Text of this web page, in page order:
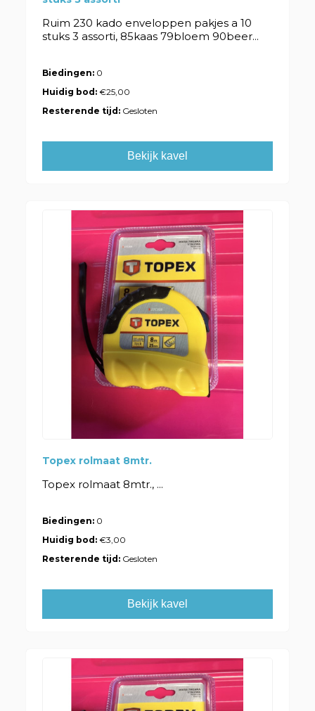
Ruim 230 kado enveloppen pakjes a 10
stuks 3 assorti, 85kaas 79bloem 90beer...
Biedingen: 0
Huidig bod:€25,00
Resterende tijd: Gesloten
Bekijk kavel
Topex rolmaat 8mtr.
Topex rolmaat 8mtr., ...
Biedingen: 0
Huidig bod:€3,00
Resterende tijd: Gesloten
Bekijk kavel